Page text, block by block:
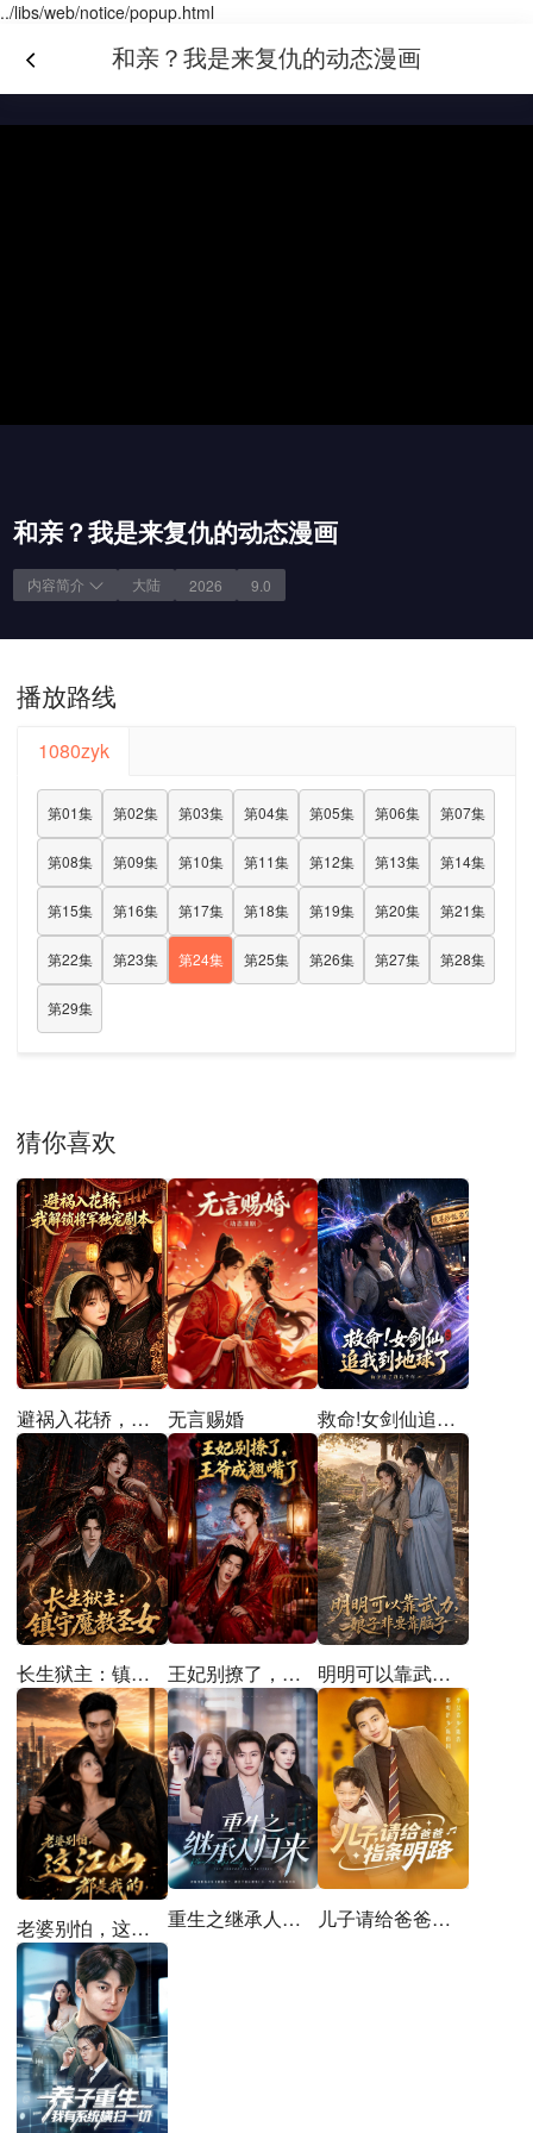
../libs/web/notice/popup.html
和亲？我是来复仇的动态漫画
和亲？我是来复仇的动态漫画
内容简介 大陆 2026 9.0
播放路线
1080zyk
第01集 第02集 第03集 第04集 第05集 第06集 第07集
第08集 第09集 第10集 第11集 第12集 第13集 第14集
第15集 第16集 第17集 第18集 第19集 第20集 第21集
第22集 第23集 第24集 第25集 第26集 第27集 第28集
第29集
猜你喜欢
避祸入花轿，我解锁将军独宠剧本 无言赐婚 救命!女剑仙追到地球了
长生狱主：镇守魔教圣女 王妃别撩了，王爷成翘嘴了 明明可以靠武力，娘子非要靠脑子
老婆别怕，这江山都是我的 重生之继承人归来 儿子请给爸爸指条明路